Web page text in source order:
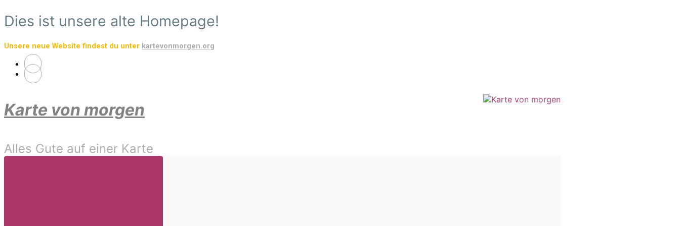
Zum
Hauptinhalt
Dies ist unsere alte Homepage!
Unsere neue Website findest du unter kartevonmorgen.org
Karte von morgen
Alles Gute auf einer Karte